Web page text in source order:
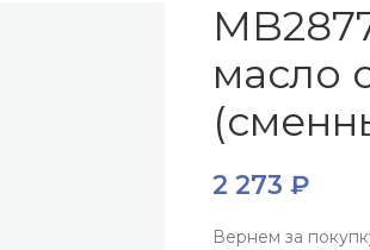
масло
2 273 ₽
Вернем за